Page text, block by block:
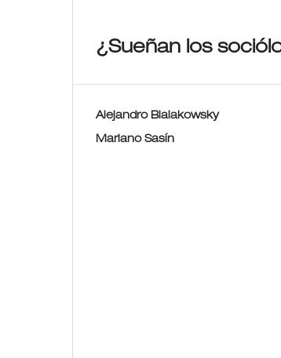
¿Sueñan los
Alejandro Bialakowsky
Mariano Sasín